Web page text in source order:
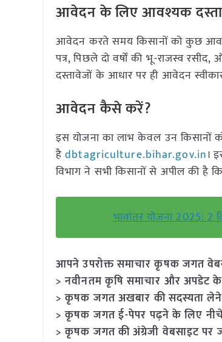
आवेदन के लिए आवश्यक
आवेदन करते समय किसानों को कुछ
पत्र, पिछले दो वर्षों की भू-राजस्व
दस्तावेजों के आधार पर ही आवेदन
आवेदन कैसे करें?
इस योजना का लाभ केवल उन किसानों
हैdbtagriculture.bihar.gov.in।
विभाग ने सभी किसानों से अपील की है
भावांतर योजना 2025: 2
आपने उपरोक्त समाचार कृषक जगत
> नवीनतम कृषि समाचार और
> कृषक जगत अखबार की सदस्यता
> कृषक जगत ई-पेपर पढ़ने के लिए
> कृषक जगत की अंग्रेजी वेबसाइट पर